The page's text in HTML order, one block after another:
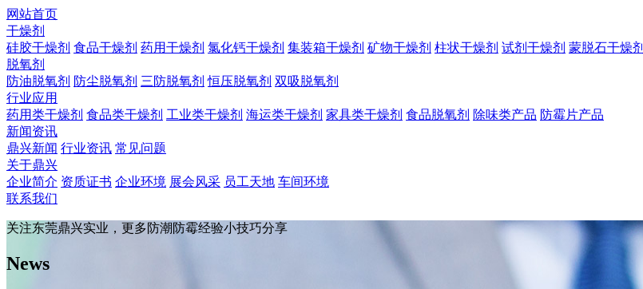
网站首页
干燥剂
硅胶干燥剂 食品干燥剂 药用干燥剂 氯化钙干燥剂 集装箱干燥剂 矿物干燥剂 柱状干燥剂 试剂干燥剂 蒙脱石干燥剂
脱氧剂
防油脱氧剂 防尘脱氧剂 三防脱氧剂 恒压脱氧剂 双吸脱氧剂
行业应用
药用类干燥剂 食品类干燥剂 工业类干燥剂 海运类干燥剂 家具类干燥剂 食品脱氧剂 除味类产品 防霉片产品
新闻资讯
鼎兴新闻 行业资讯 常见问题
关于鼎兴
企业简介 资质证书 企业环境 展会风采 员工天地 车间环境
联系我们
关注东莞鼎兴实业，更多防潮防霉经验小技巧分享
News